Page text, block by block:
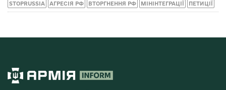
STOPRUSSIA АГРЕСІЯ РФ ВТОРГНЕННЯ РФ МІНІНТЕГРАЦІЇ ПЕТИЦІЇ